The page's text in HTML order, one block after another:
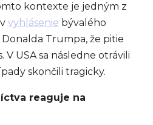
kontexte je jedným z
vyhlásenie bývalého
Trumpa, že pitie
USA sa následne otrávili
skončili tragicky.
reaguje na